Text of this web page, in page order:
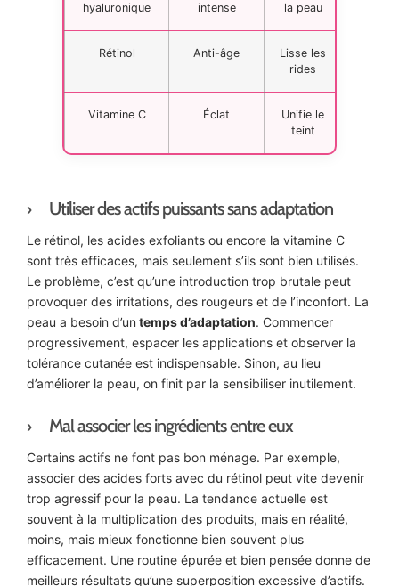
hyaluronique
intense
la peau
Rétinol Anti-âge
Lisse les
rides
Vitamine C Éclat
Unifie le
teint
Utiliser des actifs puissants sans adaptation
Le rétinol, les acides exfoliants ou encore la vitamine C
sont très efficaces, mais seulement s’ils sont bien utilisés.
Le problème, c’est qu’une introduction trop brutale peut
provoquer des irritations, des rougeurs et de l’inconfort. La
peau a besoin d’un temps d’adaptation. Commencer
progressivement, espacer les applications et observer la
tolérance cutanée est indispensable. Sinon, au lieu
d’améliorer la peau, on finit par la sensibiliser inutilement.
Mal associer les ingrédients entre eux
Certains actifs ne font pas bon ménage. Par exemple,
associer des acides forts avec du rétinol peut vite devenir
trop agressif pour la peau. La tendance actuelle est
souvent à la multiplication des produits, mais en réalité,
moins, mais mieux fonctionne bien souvent plus
efficacement. Une routine épurée et bien pensée donne de
meilleurs résultats qu’une superposition excessive d’actifs.